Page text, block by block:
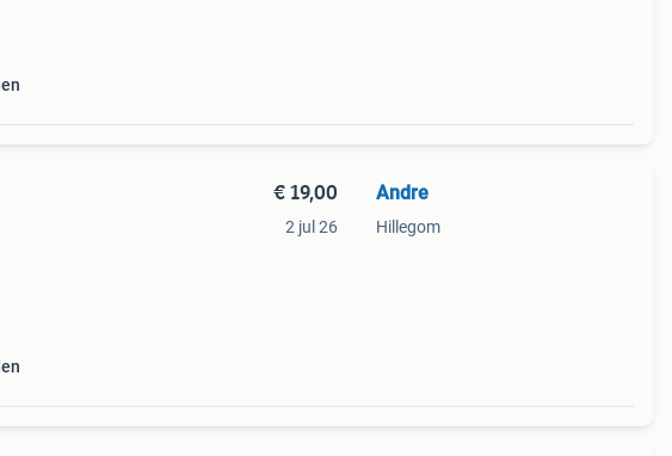
€ 19,00
2 jul 26
Andre
Hillegom